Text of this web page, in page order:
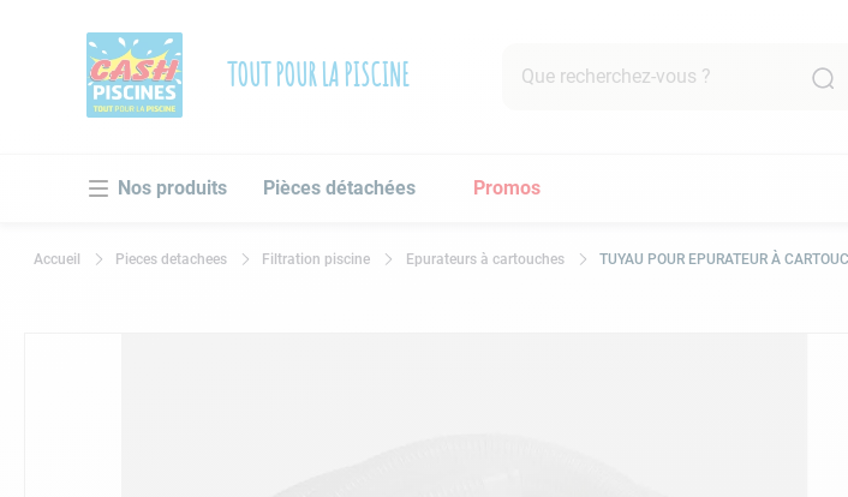
TOUT POUR LA PISCINE
Pièces détachées Promos
Pieces detachees Filtration piscine Epurateurs à cartouches TUYAU POUR EPURATEUR À
1.
pompe filtration piscine